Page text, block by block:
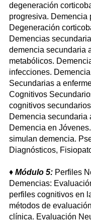
degeneración
progresiva. Demencia
Degeneración
Demencias
demencia secundaria
metabólicos.
infecciones.
Secundarias a
Cognitivos
cognitivos
Demencia secundaria
Demencia en
simulan demencia.
Diagnósticos,
♦ Módulo 5: Perfiles
Demencias:
perfiles cognitivos en
métodos de
clínica. Evaluación